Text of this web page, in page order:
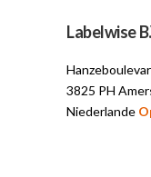
Labelwise
3825 PH
Niederlande